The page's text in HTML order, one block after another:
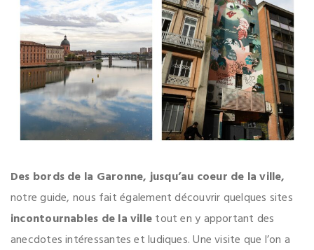
Des bords de la Garonne, jusqu’au coeur de la ville,
notre guide, nous fait également découvrir quelques sites
incontournables de la villetout en y apportant des
anecdotes intéressantes et ludiques. Une visite que l’on a